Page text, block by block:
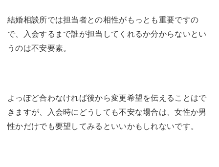
結婚相談所では担当者との相性がもっとも重要ですの
で、入会するまで誰が担当してくれるか分からないとい
うのは不安要素。
よっぽど合わなければ後から変更希望を伝えることはで
きますが、入会時にどうしても不安な場合は、女性か男
性かだけでも要望してみるといいかもしれないです。